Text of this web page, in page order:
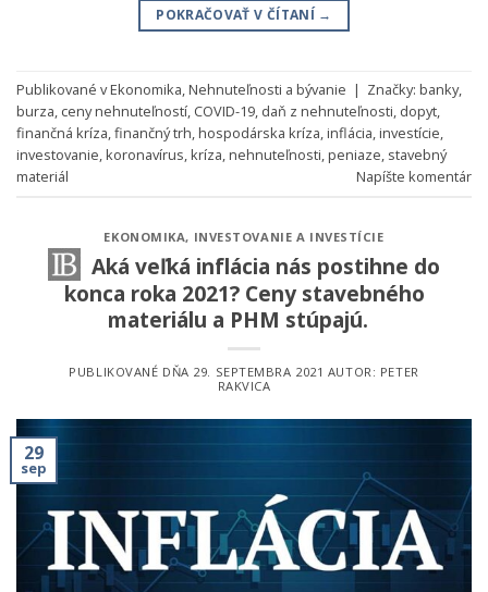
POKRAČOVAŤ V ČÍTANÍ →
Publikované vEkonomika,Nehnuteľnosti a bývanie | Značky: banky,
burza, ceny nehnuteľností, COVID-19, daň z nehnuteľnosti, dopyt,
finančná kríza,finančný trh,hospodárska kríza,inflácia,investície,
investovanie,koronavírus,kríza,nehnuteľnosti,peniaze, stavebný
materiál
Napíšte komentár
EKONOMIKA, INVESTOVANIE A INVESTÍCIE
Aká veľká inflácia nás postihne do
konca roka 2021? Ceny stavebného
materiálu a PHM stúpajú.
PUBLIKOVANÉ DŇA 29. SEPTEMBRA 2021 AUTOR: PETER
RAKVICA
29
sep